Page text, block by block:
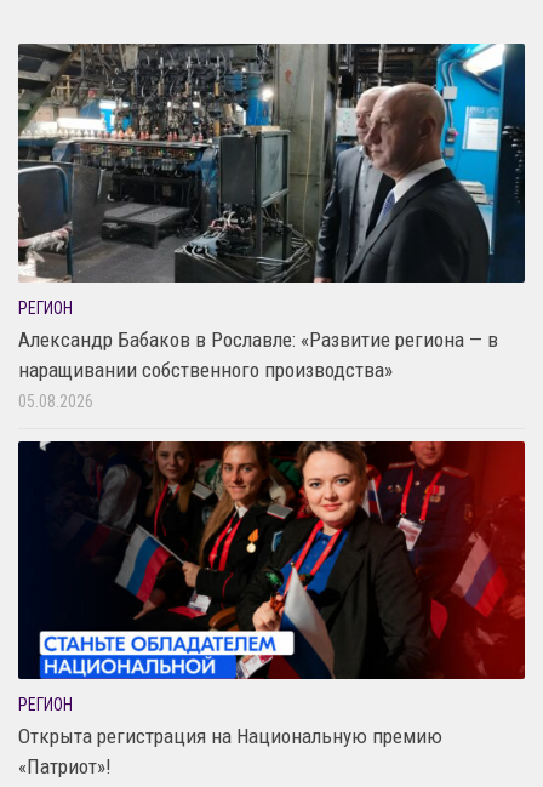
РЕГИОН
Александр Бабаков в Рославле: «Развитие региона — в
наращивании собственного производства»
05.08.2026
РЕГИОН
Открыта регистрация на Национальную премию
«Патриот»!